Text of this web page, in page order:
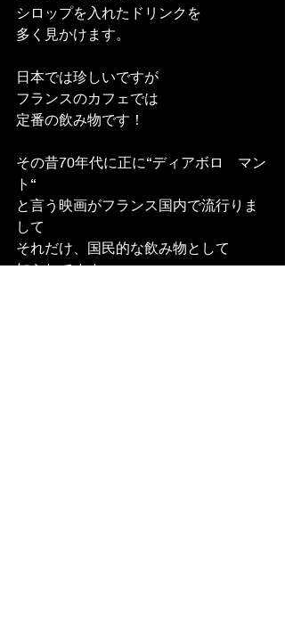
シロップを入れたドリンクを
多く見かけます。
日本では珍しいですが
フランスのカフェでは
定番の飲み物です！
その昔70年代に正に“ディアボロ　マン
ト“
と言う映画がフランス国内で流行りま
して
それだけ、国民的な飲み物として
知られてます。